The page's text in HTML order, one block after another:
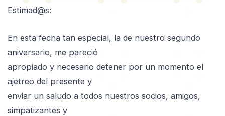
Estimad@s:
En esta fecha tan especial, la de nuestro segundo
aniversario, me pareció
apropiado y necesario detener por un momento el
ajetreo del presente y
enviar un saludo a todos nuestros socios, amigos,
simpatizantes y